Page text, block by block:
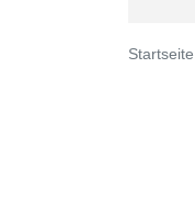
Startseite